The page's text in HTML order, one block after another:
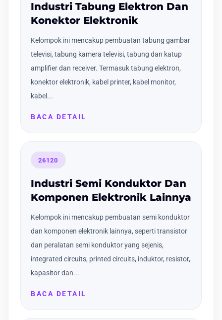
Industri Tabung Elektron Dan
Konektor Elektronik
Kelompok ini mencakup pembuatan tabung gambar
televisi, tabung kamera televisi, tabung dan katup
amplifier dan receiver. Termasuk tabung elektron,
konektor elektronik, kabel printer, kabel monitor,
kabel...
BACA DETAIL
26120
Industri Semi Konduktor Dan
Komponen Elektronik Lainnya
Kelompok ini mencakup pembuatan semi konduktor
dan komponen elektronik lainnya, seperti transistor
dan peralatan semi konduktor yang sejenis,
integrated circuits, printed circuits, induktor, resistor,
kapasitor dan...
BACA DETAIL